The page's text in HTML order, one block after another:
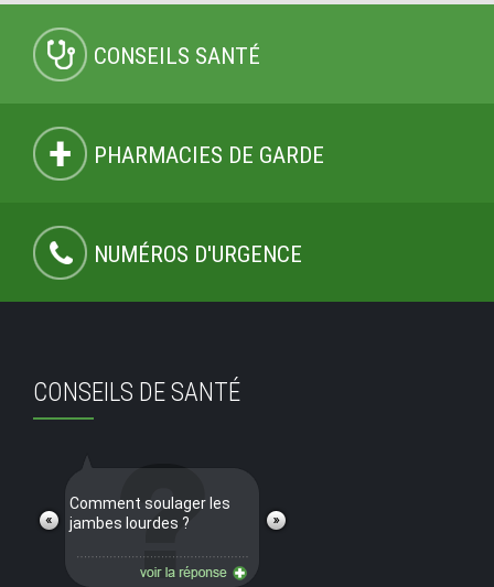
CONSEILS SANTÉ
PHARMACIES DE GARDE
NUMÉROS D'URGENCE
CONSEILS DE SANTÉ
Comment soulager les
jambes lourdes ?